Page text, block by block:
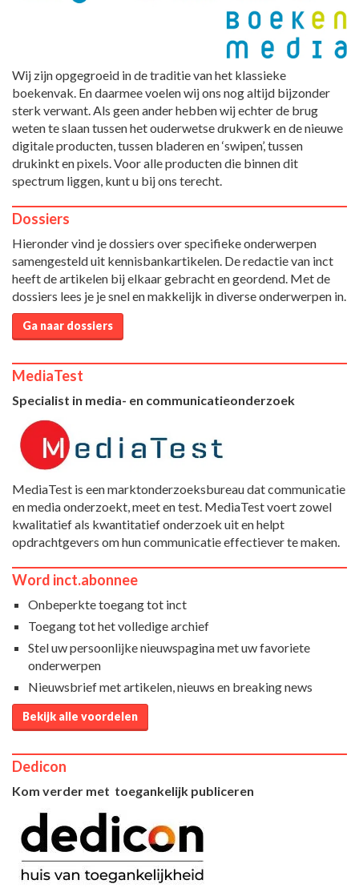
Wij zijn opgegroeid in de traditie van het klassieke
boekenvak. En daarmee voelen wij ons nog altijd bijzonder
sterk verwant. Als geen ander hebben wij echter de brug
weten te slaan tussen het ouderwetse drukwerk en de nieuwe
digitale producten, tussen bladeren en ‘swipen’, tussen
drukinkt en pixels. Voor alle producten die binnen dit
spectrum liggen, kunt u bij ons terecht.
Dossiers
Hieronder vind je dossiers over specifieke onderwerpen
samengesteld uit kennisbankartikelen. De redactie van inct
heeft de artikelen bij elkaar gebracht en geordend. Met de
dossiers lees je je snel en makkelijk in diverse onderwerpen in.
Ga naar dossiers
MediaTest
Specialist in media- en communicatieonderzoek
MediaTest is een marktonderzoeksbureau dat communicatie
en media onderzoekt, meet en test. MediaTest voert zowel
kwalitatief als kwantitatief onderzoek uit en helpt
opdrachtgevers om hun communicatie effectiever te maken.
Word inct.abonnee
Onbeperkte toegang tot inct
Toegang tot het volledige archief
Stel uw persoonlijke nieuwspagina met uw favoriete
onderwerpen
Nieuwsbrief met artikelen, nieuws en breaking news
Bekijk alle voordelen
Dedicon
Kom verder met toegankelijk publiceren